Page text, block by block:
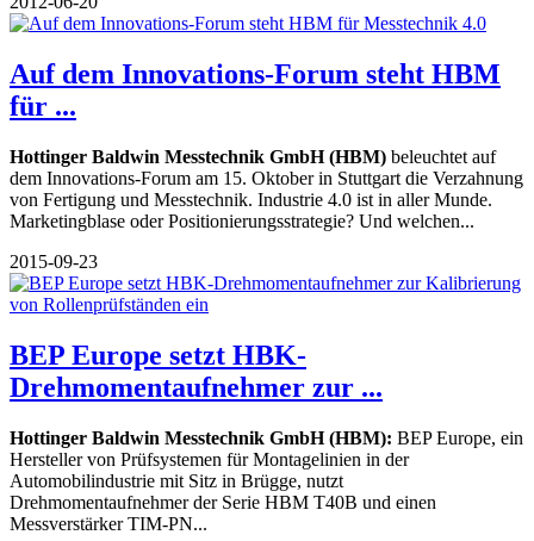
Auf dem Innovations-Forum steht HBM
für ...
Hottinger Baldwin Messtechnik GmbH (HBM) beleuchtet auf
dem Innovations-Forum am 15. Oktober in Stuttgart die Verzahnung
von Fertigung und Messtechnik. Industrie 4.0 ist in aller Munde.
Marketingblase oder Positionierungsstrategie? Und welchen...
2015-09-23
BEP Europe setzt HBK-
Drehmomentaufnehmer zur ...
Hottinger Baldwin Messtechnik GmbH (HBM): BEP Europe, ein
Hersteller von Prüfsystemen für Montagelinien in der
Automobilindustrie mit Sitz in Brügge, nutzt
Drehmomentaufnehmer der Serie HBM T40B und einen
Messverstärker TIM-PN...